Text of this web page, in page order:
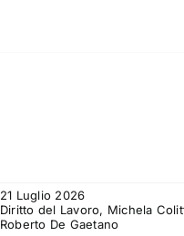
21 Luglio 2026
Diritto del Lavoro, Michela
Roberto De Gaetano